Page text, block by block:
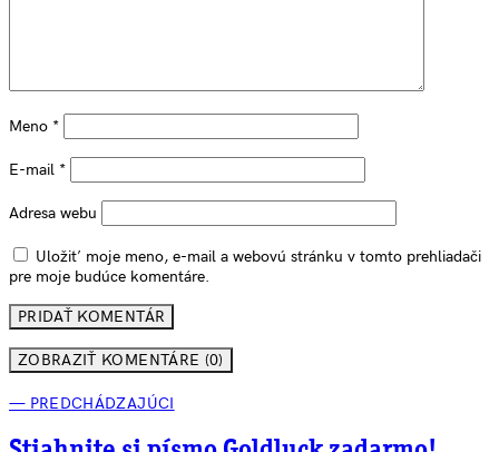
Meno *
E-mail *
Adresa webu
Uložiť moje meno, e-mail a webovú stránku v tomto prehliadači
pre moje budúce komentáre.
ZOBRAZIŤ KOMENTÁRE (0)
— PREDCHÁDZAJÚCI